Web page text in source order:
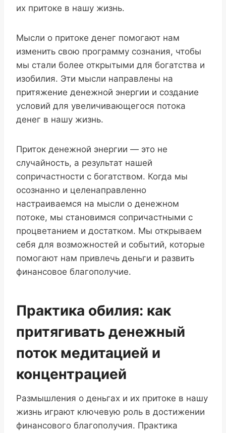
их притоке в нашу жизнь.
Мысли о притоке денег помогают нам
изменить свою программу сознания, чтобы
мы стали более открытыми для богатства и
изобилия. Эти мысли направлены на
притяжение денежной энергии и создание
условий для увеличивающегося потока
денег в нашу жизнь.
Приток денежной энергии — это не
случайность, а результат нашей
сопричастности с богатством. Когда мы
осознанно и целенаправленно
настраиваемся на мысли о денежном
потоке, мы становимся сопричастными с
процветанием и достатком. Мы открываем
себя для возможностей и событий, которые
помогают нам привлечь деньги и развить
финансовое благополучие.
Практика обилия: как
притягивать денежный
поток медитацией и
концентрацией
Размышления о деньгах и их притоке в нашу
жизнь играют ключевую роль в достижении
финансового благополучия. Практика